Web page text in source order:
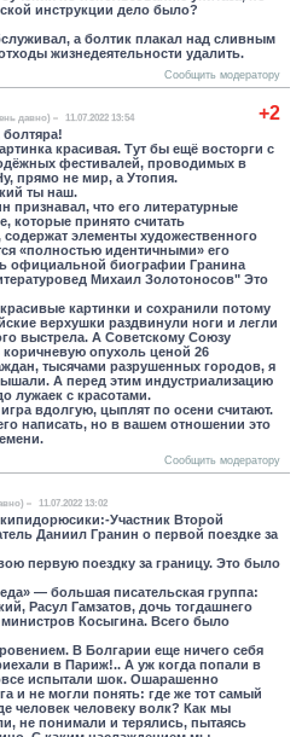
инструкции дело было?
а болтик плакал над сливным
жизнедеятельности удалить.
Сообщить модератору
+2
давно) 11.07.2022 13:54
красивая. Тут бы ещё восторги с
фестивалей, проводимых в
прямо не мир, а Утопия.
ты наш.
признавал, что его литературные
которые принято считать
элементы художественного
«полностью идентичными» его
официальной биографии Гранина
Михаил Золотоносов" Это
картинки и сохранили потому
верхушки раздвинули ноги и легли
выстрела. А Советскому Союзу
опухоль ценой 26
тысячами разрушенных городов, я
А перед этим индустриализацию
лужаек с красотами.
вдолгую, цыплят по осени считают.
написать, но в вашем отношении это
Сообщить модератору
11.07.2022 13:02
Участник Второй
Даниил Гранин о первой поездке за
первую поездку за границу. Это было
— большая писательская группа:
Расул Гамзатов, дочь тогдашнего
министров Косыгина. Всего было
В Болгарии еще ничего себя
в Париж!.. А уж когда попали в
испытали шок. Ошарашенно
и не могли понять: где же тот самый
человек человеку волк? Как мы
не понимали и терялись, пытаясь